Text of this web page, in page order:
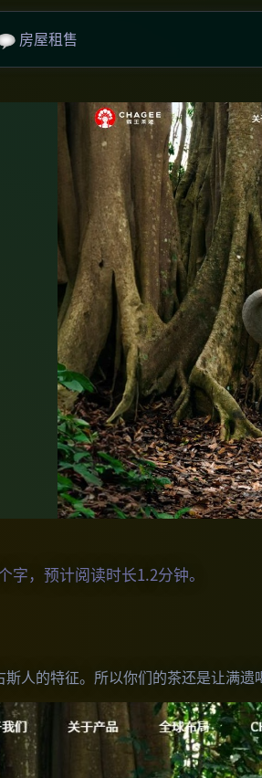
房屋租售
字，预计阅读时长1.2分钟。
人的特征。所以你们的茶还是让满遗